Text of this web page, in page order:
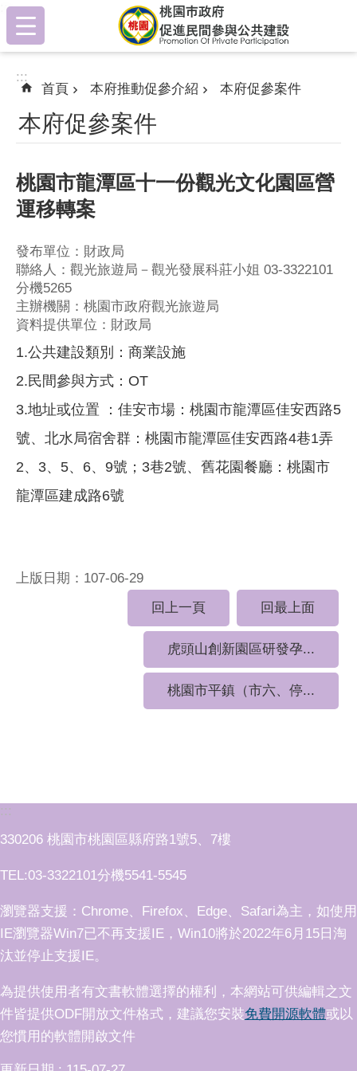
跳到主要內容區塊
:::
:::
首頁 本府推動促參介紹 本府促參案件
本府促參案件
桃園市龍潭區十一份觀光文化園區營
運移轉案
發布單位：財政局
聯絡人：觀光旅遊局－觀光發展科莊小姐 03-3322101
分機5265
主辦機關：桃園市政府觀光旅遊局
資料提供單位：財政局
1.公共建設類別：商業設施
2.民間參與方式：OT
3.地址或位置 ：佳安市場：桃園市龍潭區佳安西路5
號、北水局宿舍群：桃園市龍潭區佳安西路4巷1弄
2、3、5、6、9號；3巷2號、舊花園餐廳：桃園市
龍潭區建成路6號
上版日期：107-06-29
回上一頁
回最上面
虎頭山創新園區研發孕...
桃園市平鎮（市六、停...
:::
330206 桃園市桃園區縣府路1號5、7樓
TEL:03-3322101分機5541-5545
瀏覽器支援：Chrome、Firefox、Edge、Safari為主，如使用
IE瀏覽器Win7已不再支援IE，Win10將於2022年6月15日淘
汰並停止支援IE。
為提供使用者有文書軟體選擇的權利，本網站可供編輯之文
件皆提供ODF開放文件格式，建議您安裝免費開源軟體或以
您慣用的軟體開啟文件